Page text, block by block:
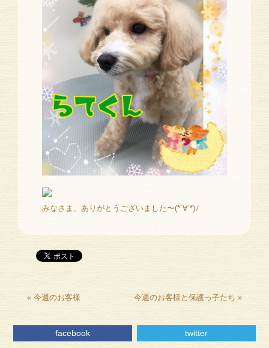
みなさま、ありがとうございました〜(*´∀`*)ﾉ
«今週のお客様 今週のお客様と保護っ子たち »
facebook twitter